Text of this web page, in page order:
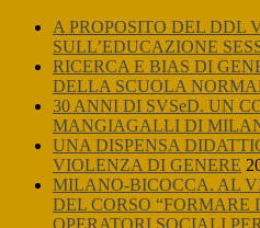
A PROPOSITO DEL DDL
SULL’EDUCAZIONE
RICERCA E BIAS DI
DELLA SCUOLA
30 ANNI DI SVSeD. UN
MANGIAGALLI DI
UNA DISPENSA
VIOLENZA DI GENERE
MILANO-BICOCCA. AL
DEL CORSO “FORMARE
OPERATORI SOCIALI